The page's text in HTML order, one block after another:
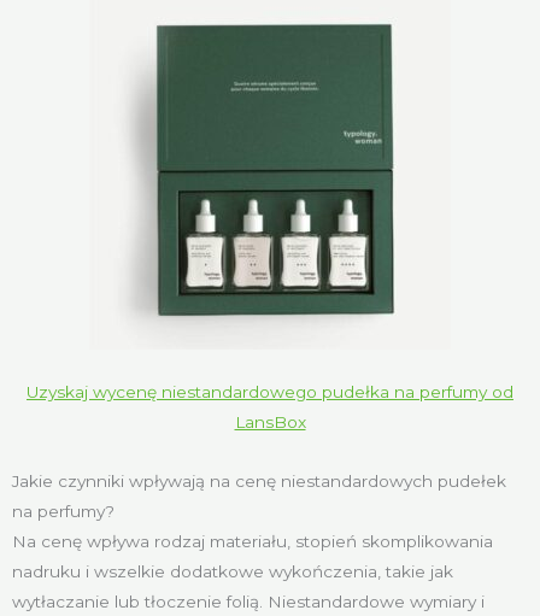
Uzyskaj wycenę niestandardowego pudełka na perfumy od
LansBox
Jakie czynniki wpływają na cenę niestandardowych pudełek
na perfumy?
Na cenę wpływa rodzaj materiału, stopień skomplikowania
nadruku i wszelkie dodatkowe wykończenia, takie jak
wytłaczanie lub tłoczenie folią. Niestandardowe wymiary i